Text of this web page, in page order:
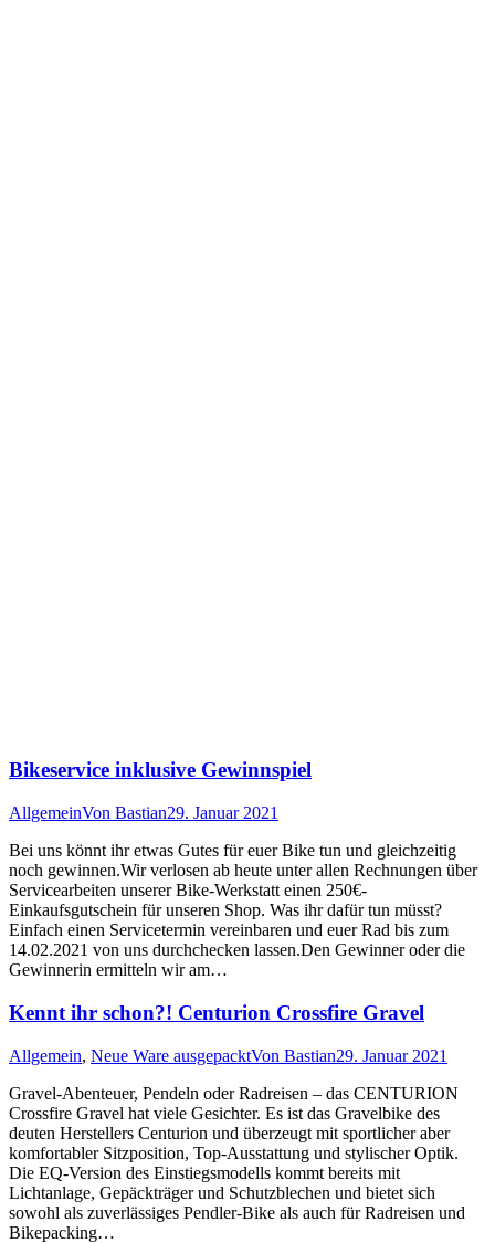
Bikeservice inklusive Gewinnspiel
AllgemeinVon Bastian29. Januar 2021
Bei uns könnt ihr etwas Gutes für euer Bike tun und gleichzeitig
noch gewinnen.Wir verlosen ab heute unter allen Rechnungen über
Servicearbeiten unserer Bike-Werkstatt einen 250€-
Einkaufsgutschein für unseren Shop. Was ihr dafür tun müsst?
Einfach einen Servicetermin vereinbaren und euer Rad bis zum
14.02.2021 von uns durchchecken lassen.Den Gewinner oder die
Gewinnerin ermitteln wir am…
Kennt ihr schon?! Centurion Crossfire Gravel
Allgemein, Neue Ware ausgepacktVon Bastian29. Januar 2021
Gravel-Abenteuer, Pendeln oder Radreisen – das CENTURION
Crossfire Gravel hat viele Gesichter. Es ist das Gravelbike des
deuten Herstellers Centurion und überzeugt mit sportlicher aber
komfortabler Sitzposition, Top-Ausstattung und stylischer Optik.
Die EQ-Version des Einstiegsmodells kommt bereits mit
Lichtanlage, Gepäckträger und Schutzblechen und bietet sich
sowohl als zuverlässiges Pendler-Bike als auch für Radreisen und
Bikepacking…